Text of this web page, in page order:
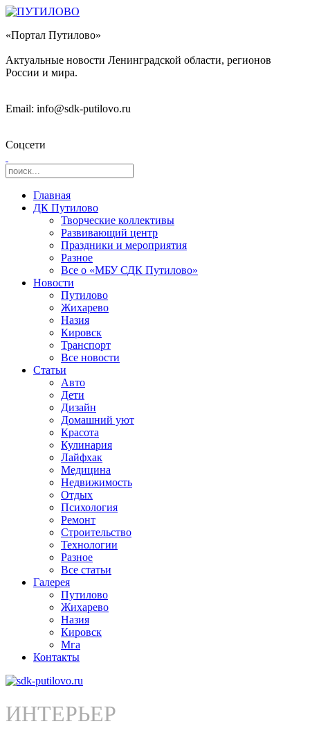
«Портал Путилово»
Актуальные новости Ленинградской области, регионов
России и мира.
Email: info@sdk-putilovo.ru
Соцсети
Главная
ДК Путилово
Творческие коллективы
Развивающий центр
Праздники и мероприятия
Разное
Все о «МБУ СДК Путилово»
Новости
Путилово
Жихарево
Назия
Кировск
Транспорт
Все новости
Статьи
Авто
Дети
Дизайн
Домашний уют
Красота
Кулинария
Лайфхак
Медицина
Недвижимость
Отдых
Психология
Ремонт
Строительство
Технологии
Разное
Все статьи
Галерея
Путилово
Жихарево
Назия
Кировск
Мга
Контакты
ИНТЕРЬЕР